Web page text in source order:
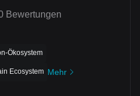
Bewertungen
Ökosystem
Ecosystem Mehr